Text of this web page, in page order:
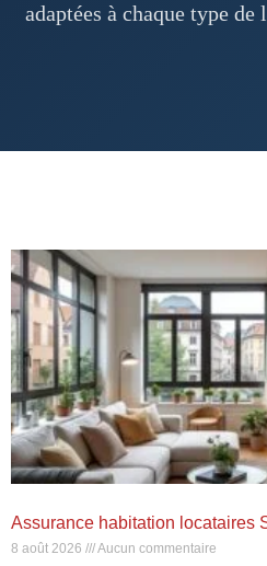
adaptées à chaque type
Assurance habitation locataires
8 août 2026 Aucun commentaire